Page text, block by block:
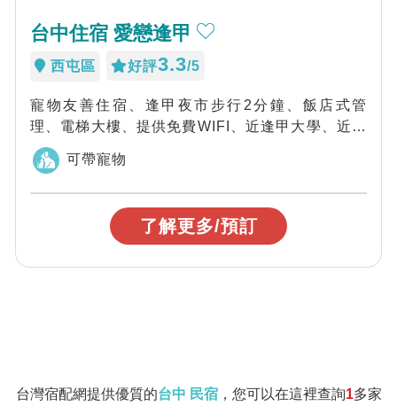
台中住宿 愛戀逢甲
西屯區 好評3.3/5
寵物友善住宿、逢甲夜市步行2分鐘、飯店式管
理、電梯大樓、提供免費WIFI、近逢甲大學、近秋
紅谷、生活機能超便利，「台中愛戀逢甲」環...
可帶寵物
了解更多/預訂
台灣宿配網提供優質的台中 民宿，您可以在這裡查詢1多家